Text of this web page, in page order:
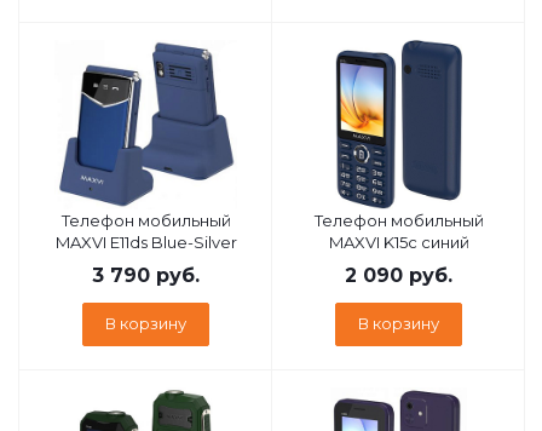
Телефон мобильный
MAXVI E11ds Blue-Silver
3 790 руб.
В корзину
Телефон мобильный
MAXVI K15c синий
2 090 руб.
В корзину